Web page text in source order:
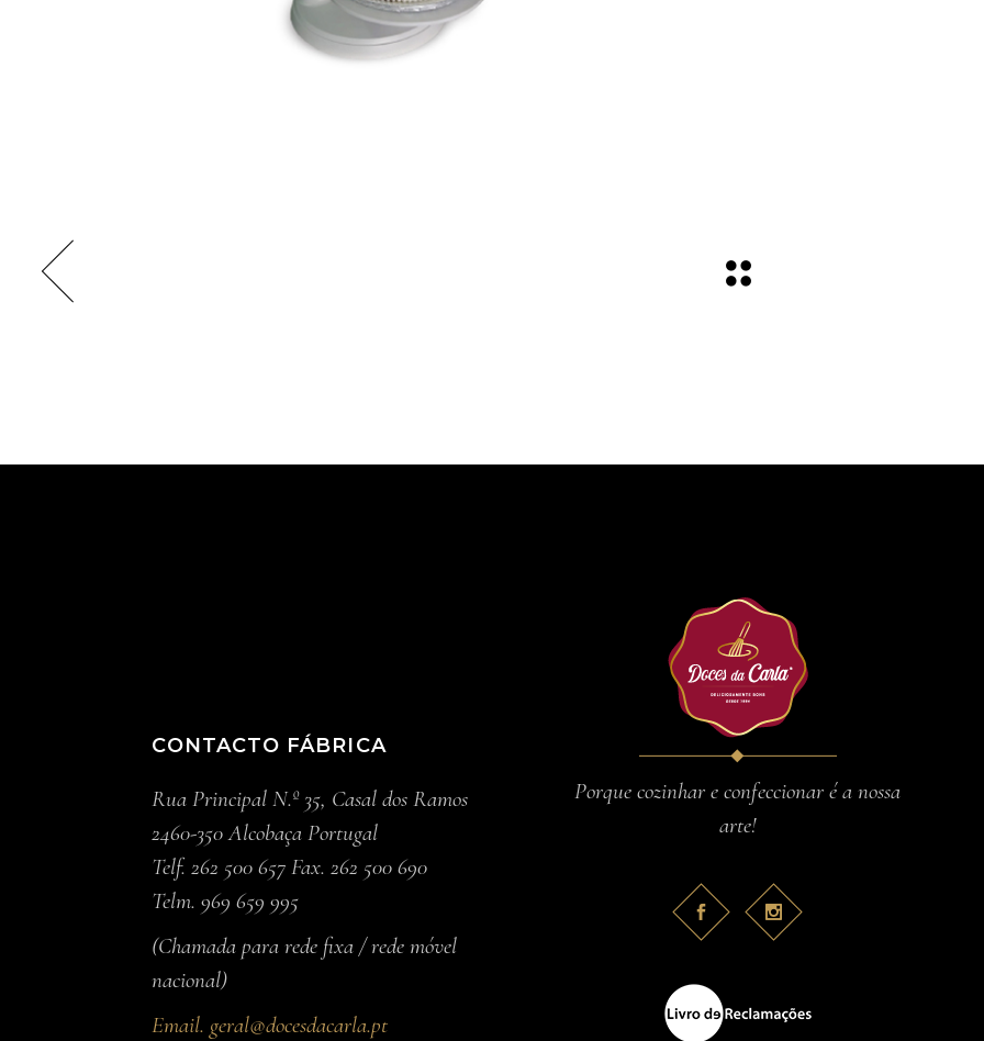
CONTACTO FÁBRICA
Rua Principal N.º 35, Casal dos Ramos
2460-350 Alcobaça Portugal
Telf. 262 500 657 Fax. 262 500 690
Telm. 969 659 995
(Chamada para rede fixa / rede móvel
nacional)
Email. geral@docesdacarla.pt
Porque cozinhar e confeccionar é a nossa
arte!